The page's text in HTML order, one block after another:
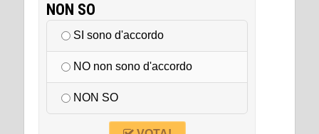
NON SO
SI sono d'accordo
NO non sono d'accordo
NON SO